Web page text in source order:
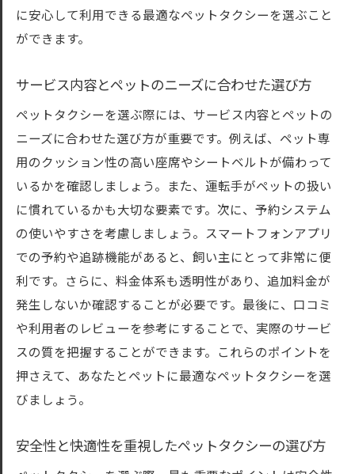
に安心して利用できる最適なペットタクシーを選ぶこと
ができます。
サービス内容とペットのニーズに合わせた選び方
ペットタクシーを選ぶ際には、サービス内容とペットの
ニーズに合わせた選び方が重要です。例えば、ペット専
用のクッション性の高い座席やシートベルトが備わって
いるかを確認しましょう。また、運転手がペットの扱い
に慣れているかも大切な要素です。次に、予約システム
の使いやすさを考慮しましょう。スマートフォンアプリ
での予約や追跡機能があると、飼い主にとって非常に便
利です。さらに、料金体系も透明性があり、追加料金が
発生しないか確認することが必要です。最後に、口コミ
や利用者のレビューを参考にすることで、実際のサービ
スの質を把握することができます。これらのポイントを
押さえて、あなたとペットに最適なペットタクシーを選
びましょう。
安全性と快適性を重視したペットタクシーの選び方